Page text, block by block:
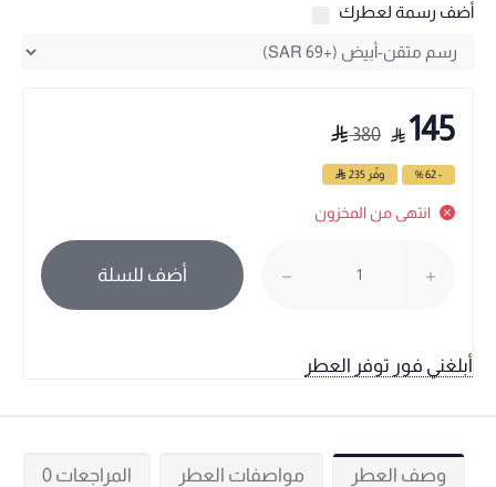
أضف رسمة لعطرك
145
380
- 62 % وفّر 235
انتهى من المخزون
أضف للسلة
أبلغني فور توفر العطر
وصف العطر مواصفات العطر المراجعات 0